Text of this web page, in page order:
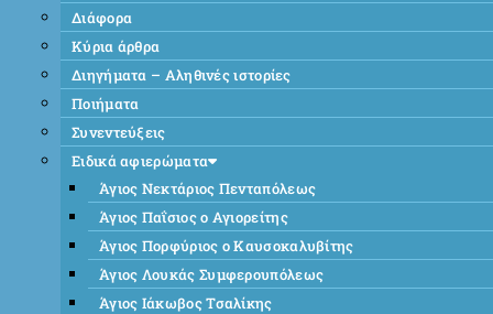
Διάφορα
Κύρια άρθρα
Διηγήματα – Αληθινές ιστορίες
Ποιήματα
Συνεντεύξεις
Ειδικά αφιερώματα
Άγιος Νεκτάριος Πενταπόλεως
Άγιος Παΐσιος ο Αγιορείτης
Άγιος Πορφύριος ο Καυσοκαλυβίτης
Άγιος Λουκάς Συμφερουπόλεως
Άγιος Ιάκωβος Τσαλίκης